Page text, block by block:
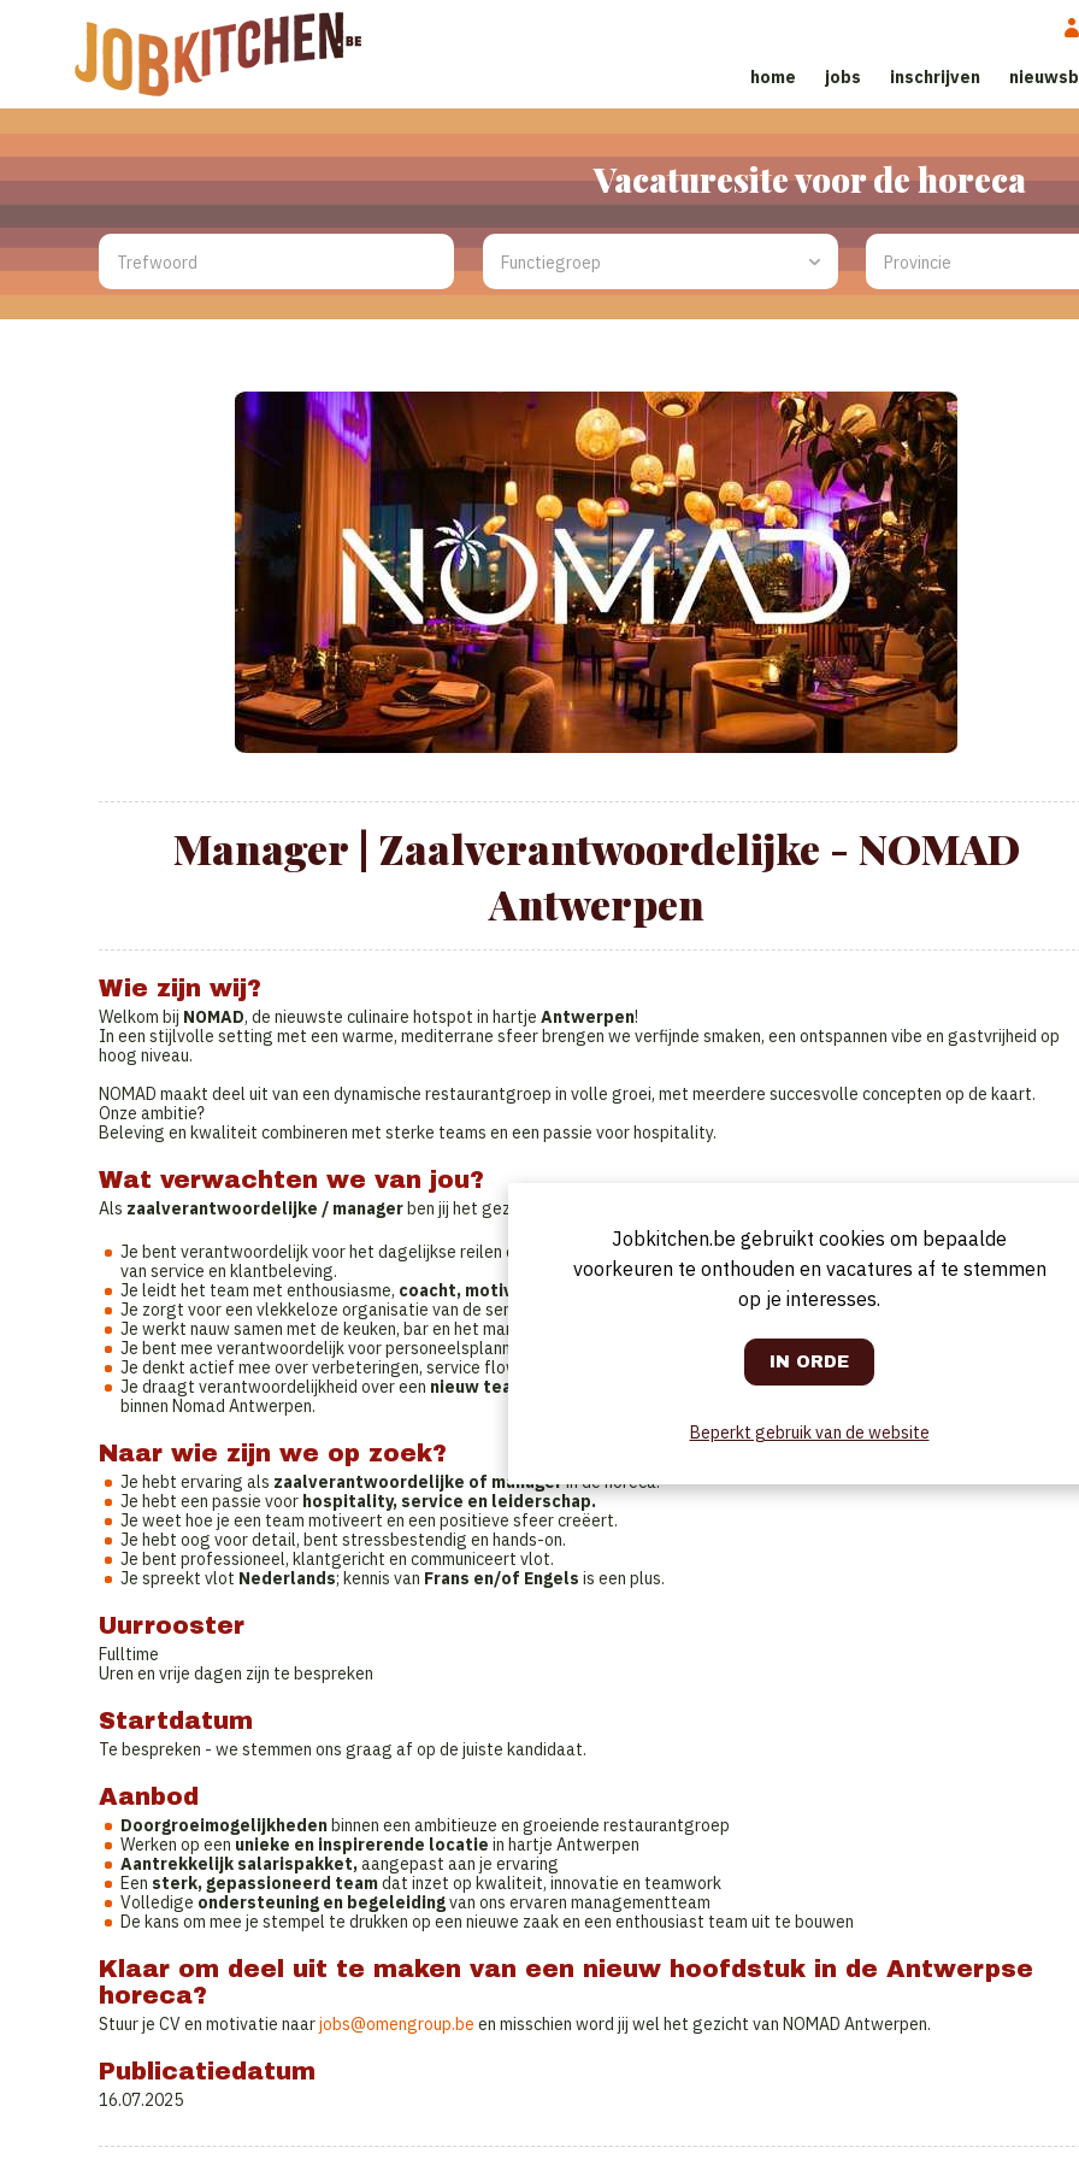
home jobs inschrijven
Vacaturesite voor de horeca
Manager | Zaalverantwoordelijke - NOMAD
Antwerpen
Wie zijn wij?
Welkom bij NOMAD, de nieuwste culinaire hotspot in hartje Antwerpen!
In een stijlvolle setting met een warme, mediterrane sfeer brengen we verfijnde smaken, een ontspannen vibe en gastvrijheid op
hoog niveau.
NOMAD maakt deel uit van een dynamische restaurantgroep in volle groei, met meerdere succesvolle concepten op de kaart.
Onze ambitie?
Beleving en kwaliteit combineren met sterke teams en een passie voor hospitality.
Wat verwachten we van jou?
Als zaalverantwoordelijke / managerben jij het gezicht van de zaak en de drijvende kracht op de vloer.
Je bent verantwoordelijk voor het dagelijkse reilen en zeilen van het restaurant, stuurt het zaalteam aan en bewaakt de
van service en klantbeleving.
Je leidt het team met enthousiasme, coacht, motiveert en inspireert.
Je zorgt voor een vlekkeloze organisatie van de service, van mise-en-place tot afsluiting.
Je werkt nauw samen met de keuken, bar en het managementteam.
Je bent mee verantwoordelijk voor personeelsplanning, stocktakes en operationele procedures.
Je denkt actief mee over verbeteringen, service flows en gastbeleving.
Je draagt verantwoordelijkheid over een nieuw team
en helpt mee aan het uitbouwen van een sterke, professionele structuur
binnen Nomad Antwerpen.
Naar wie zijn we op zoek?
Je hebt ervaring als zaalverantwoordelijke of managerin de horeca.
Je hebt een passie voor hospitality, service en leiderschap.
Je weet hoe je een team motiveert en een positieve sfeer creëert.
Je hebt oog voor detail, bent stressbestendig en hands-on.
Je bent professioneel, klantgericht en communiceert vlot.
Je spreekt vlot Nederlands; kennis van Frans en/of Engels is een plus.
Uurrooster
Fulltime
Uren en vrije dagen zijn te bespreken
Startdatum
Te bespreken - we stemmen ons graag af op de juiste kandidaat.
Aanbod
Doorgroeimogelijkhedenbinnen een ambitieuze en groeiende restaurantgroep
Werken op een unieke en inspirerende locatie in hartje Antwerpen
Aantrekkelijk salarispakket,aangepast aan je ervaring
Een sterk, gepassioneerd teamdat inzet op kwaliteit, innovatie en teamwork
Volledige ondersteuning en begeleidingvan ons ervaren managementteam
De kans om mee je stempel te drukken op een nieuwe zaak en een enthousiast team uit te bouwen
Klaar om deel uit te maken van een nieuw hoofdstuk in de Antwerpse
horeca?
Stuur je CV en motivatie naarjobs@omengroup.be en misschien word jij wel het gezicht van NOMAD Antwerpen.
Publicatiedatum
16.07.2025
Jobkitchen.be gebruikt cookies om bepaalde
voorkeuren te onthouden en vacatures af te stemmen
op je interesses.
Beperkt gebruik van de website